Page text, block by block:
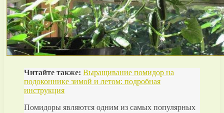
Читайте также: Выращивание помидор на
подоконнике зимой и летом: подробная
инструкция
Помидоры являются одним из самых популярных